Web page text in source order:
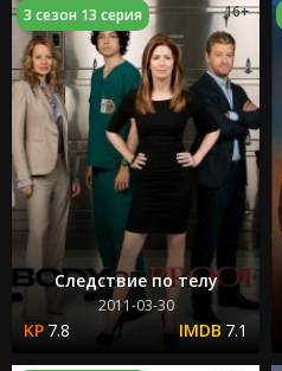
Следствие по телу
2011-03-30
7.8 7.1
3 сезон 13 серия 16+